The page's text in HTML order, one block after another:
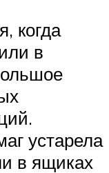
когда
в
устарела
в ящиках